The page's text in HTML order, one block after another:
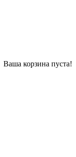
Ваша корзина пуста!